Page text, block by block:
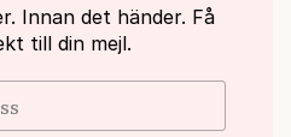
Innan det händer. Få
till din mejl.